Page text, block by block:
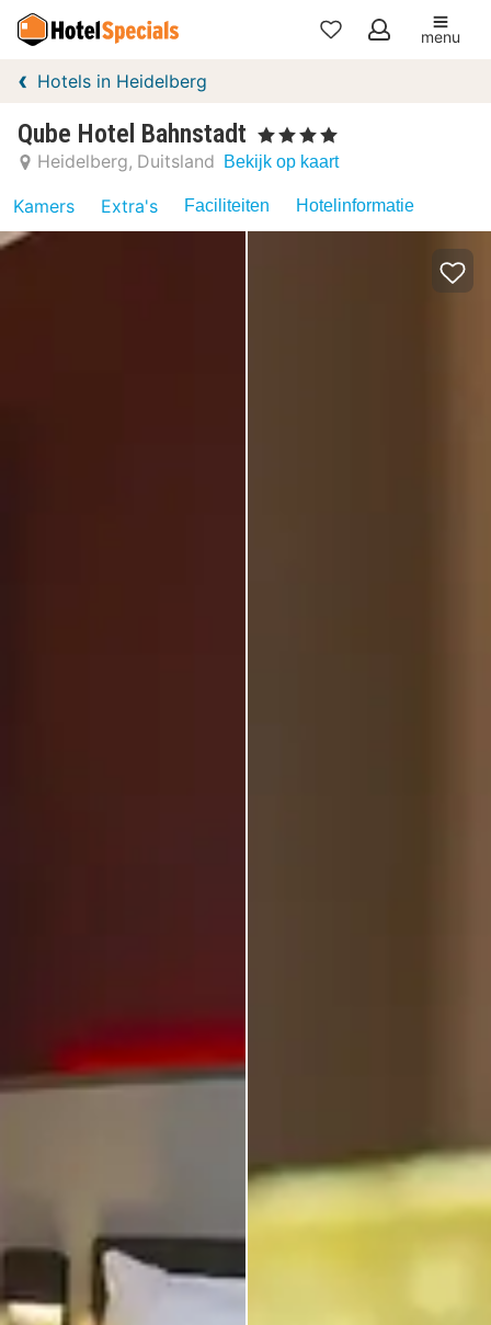
Mijn
menu
Hotels in Heidelberg
Qube Hotel Bahnstadt , 4 Sterren
Heidelberg Duitsland Bekijk op kaart
Kamers Extra's Faciliteiten Hotelinformatie